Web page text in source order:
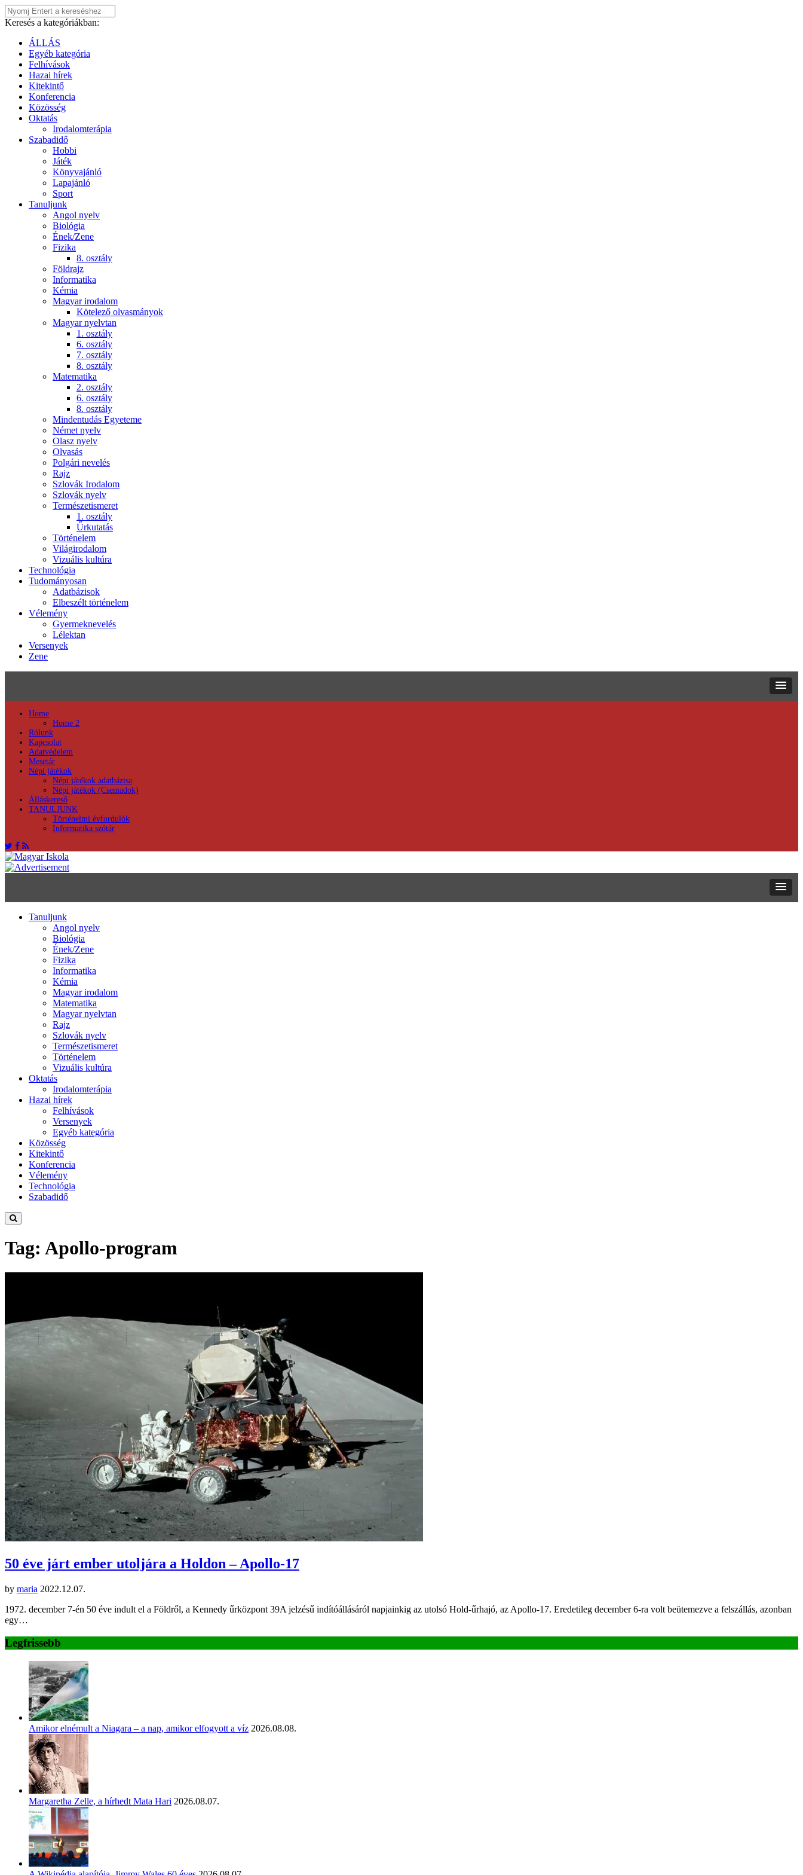
Keresés a kategóriákban:
ÁLLÁS
Egyéb kategória
Felhívások
Hazai hírek
Kitekintő
Konferencia
Közösség
Oktatás
Irodalomterápia
Szabadidő
Hobbi
Játék
Könyvajánló
Lapajánló
Sport
Tanuljunk
Angol nyelv
Biológia
Ének/Zene
Fizika
8. osztály
Földrajz
Informatika
Kémia
Magyar irodalom
Kötelező olvasmányok
Magyar nyelvtan
1. osztály
6. osztály
7. osztály
8. osztály
Matematika
2. osztály
6. osztály
8. osztály
Mindentudás Egyeteme
Német nyelv
Olasz nyelv
Olvasás
Polgári nevelés
Rajz
Szlovák Irodalom
Szlovák nyelv
Természetismeret
1. osztály
Űrkutatás
Történelem
Világirodalom
Vizuális kultúra
Technológia
Tudományosan
Adatbázisok
Elbeszélt történelem
Vélemény
Gyermeknevelés
Lélektan
Versenyek
Zene
Home
Home 2
Rólunk
Kapcsolat
Adatvédelem
Mesetár
Népi játékok
Népi játékok adatbázisa
Népi játékok (Csemadok)
Álláskereső
TANULJUNK
Történelmi évfordulók
Informatika szótár
Tanuljunk
Angol nyelv
Biológia
Ének/Zene
Fizika
Informatika
Kémia
Magyar irodalom
Matematika
Magyar nyelvtan
Rajz
Szlovák nyelv
Természetismeret
Történelem
Vizuális kultúra
Oktatás
Irodalomterápia
Hazai hírek
Felhívások
Versenyek
Egyéb kategória
Közösség
Kitekintő
Konferencia
Vélemény
Technológia
Szabadidő
Tag: Apollo-program
50 éve járt ember utoljára a Holdon – Apollo-17
by maria 2022.12.07.
1972. december 7-én 50 éve indult el a Földről, a Kennedy űrközpont 39A jelzésű indítóállásáról napjainkig az utolsó Hold-űrhajó, az Apollo-17. Eredetileg december 6-ra volt beütemezve a felszállás, azonban
egy…
Legfrissebb
Amikor elnémult a Niagara – a nap, amikor elfogyott a víz 2026.08.08.
Margaretha Zelle, a hírhedt Mata Hari 2026.08.07.